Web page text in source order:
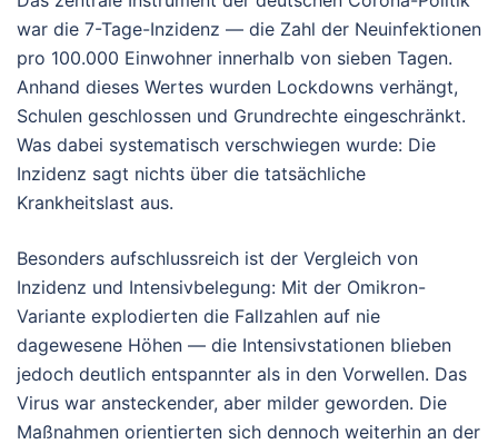
war die 7-Tage-Inzidenz — die Zahl der Neuinfektionen
pro 100.000 Einwohner innerhalb von sieben Tagen.
Anhand dieses Wertes wurden Lockdowns verhängt,
Schulen geschlossen und Grundrechte eingeschränkt.
Was dabei systematisch verschwiegen wurde: Die
Inzidenz sagt nichts über die tatsächliche
Krankheitslast aus.
Besonders aufschlussreich ist der Vergleich von
Inzidenz und Intensivbelegung: Mit der Omikron-
Variante explodierten die Fallzahlen auf nie
dagewesene Höhen — die Intensivstationen blieben
jedoch deutlich entspannter als in den Vorwellen. Das
Virus war ansteckender, aber milder geworden. Die
Maßnahmen orientierten sich dennoch weiterhin an der